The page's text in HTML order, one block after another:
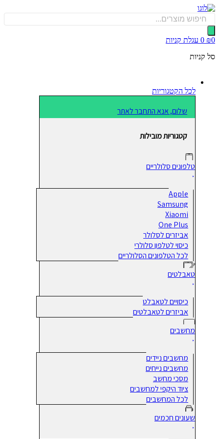
0 עגלת קניות
לכל הקטגוריות
שלום, אנא התחבר לאתר
קטגוריות מובילות
טלפונים סלולריים
Apple
Samsung
Xiaomi
One Plus
אביזרים לסלולר
כיסוי לטלפון סלולרי
לכל הטלפונים הסלולריים
טאבלטים
כיסויים לטאבלט
אביזרים לטאבלטים
מחשבים
מחשבים ניידים
מחשבים נייחים
מסכי מחשב
ציוד היקפי למחשבים
לכל המחשבים
שעונים חכמים